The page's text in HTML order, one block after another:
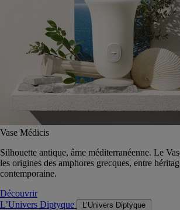
Vase Médicis
Silhouette antique, âme méditerranéenne. Le
les origines des amphores grecques, entre
contemporaine.
Découvrir
L’Univers Diptyque
L’Univers Diptyque